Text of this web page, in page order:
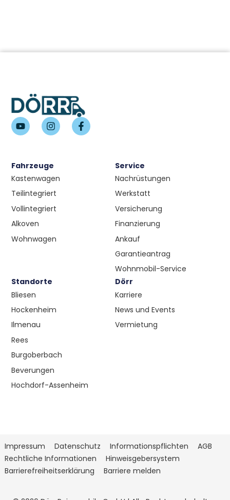
Fahrzeuge
Kastenwagen
Teilintegriert
Vollintegriert
Alkoven
Wohnwagen
Service
Nachrüstungen
Werkstatt
Versicherung
Finanzierung
Ankauf
Garantieantrag
Wohnmobil-Service
Standorte
Bliesen
Hockenheim
Ilmenau
Rees
Burgoberbach
Beverungen
Hochdorf-Assenheim
Dörr
Karriere
News und Events
Vermietung
Impressum Datenschutz Informationspflichten
AGB
Rechtliche Informationen
Hinweisgebersystem
Barrierefreiheitserklärung
Barriere melden